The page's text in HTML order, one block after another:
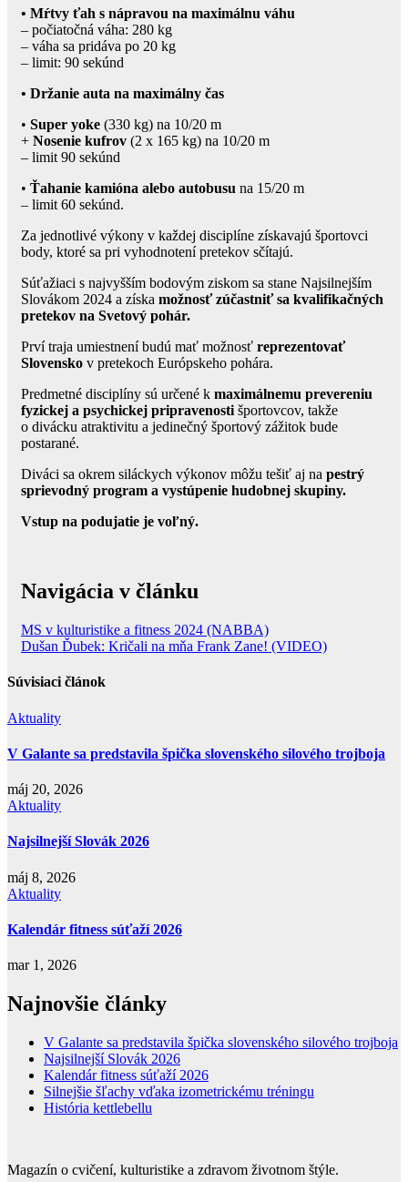
• Mŕtvy ťah s nápravou na maximálnu váhu
– počiatočná váha: 280 kg
– váha sa pridáva po 20 kg
– limit: 90 sekúnd
• Držanie auta na maximálny čas
• Super yoke (330 kg) na 10/20 m
+ Nosenie kufrov (2 x 165 kg) na 10/20 m
– limit 90 sekúnd
• Ťahanie kamióna alebo autobusu na 15/20 m
– limit 60 sekúnd.
Za jednotlivé výkony v každej disciplíne získavajú športovci
body, ktoré sa pri vyhodnotení pretekov sčítajú.
Súťažiaci s najvyšším bodovým ziskom sa stane Najsilnejším
Slovákom 2024 a získa možnosť zúčastniť sa kvalifikačných
pretekov na Svetový pohár.
Prví traja umiestnení budú mať možnosť reprezentovať
Slovensko v pretekoch Európskeho pohára.
Predmetné disciplíny sú určené k maximálnemu prevereniu
fyzickej a psychickej pripravenosti športovcov, takže
o divácku atraktivitu a jedinečný športový zážitok bude
postarané.
Diváci sa okrem siláckych výkonov môžu tešiť aj na pestrý
sprievodný program a vystúpenie hudobnej skupiny.
Vstup na podujatie je voľný.
Navigácia v článku
MS v kulturistike a fitness 2024 (NABBA)
Dušan Ďubek: Kričali na mňa Frank Zane! (VIDEO)
Súvisiaci článok
Aktuality
V Galante sa predstavila špička slovenského silového trojboja
máj 20, 2026
Aktuality
Najsilnejší Slovák 2026
máj 8, 2026
Aktuality
Kalendár fitness súťaží 2026
mar 1, 2026
Najnovšie články
V Galante sa predstavila špička slovenského silového trojboja
Najsilnejší Slovák 2026
Kalendár fitness súťaží 2026
Silnejšie šľachy vďaka izometrickému tréningu
História kettlebellu
Magazín o cvičení, kulturistike a zdravom životnom štýle.